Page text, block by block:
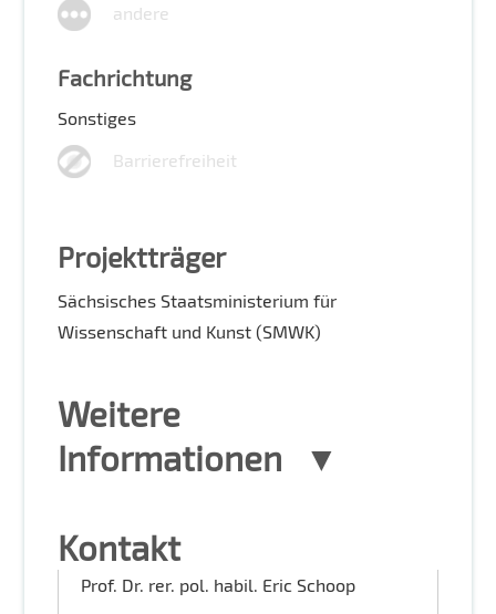
andere
Fachrichtung
Sonstiges
Barrierefreiheit
Projektträger
Sächsisches Staatsministerium für
Wissenschaft und Kunst (SMWK)
Weitere
Informationen
Kontakt
Prof. Dr. rer. pol. habil. Eric Schoop